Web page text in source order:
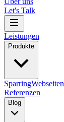
Let's Talk
Leistungen
Produkte
Sparring
Referenzen
Blog